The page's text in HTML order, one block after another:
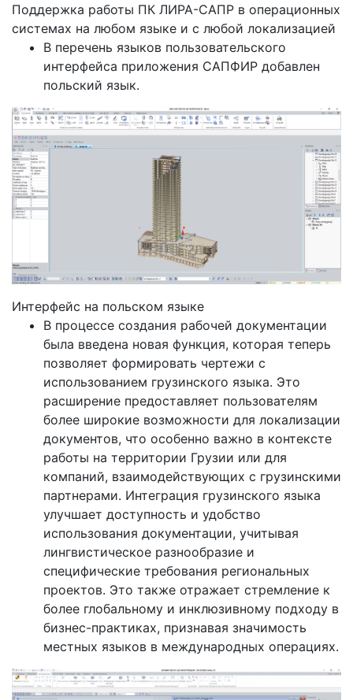
Поддержка работы ПК ЛИРА-САПР в операционных
системах на любом языке и с любой локализацией
В перечень языков пользовательского
интерфейса приложения САПФИР добавлен
польский язык.
Интерфейс на польском языке
В процессе создания рабочей документации
была введена новая функция, которая теперь
позволяет формировать чертежи с
использованием грузинского языка. Это
расширение предоставляет пользователям
более широкие возможности для локализации
документов, что особенно важно в контексте
работы на территории Грузии или для
компаний, взаимодействующих с грузинскими
партнерами. Интеграция грузинского языка
улучшает доступность и удобство
использования документации, учитывая
лингвистическое разнообразие и
специфические требования региональных
проектов. Это также отражает стремление к
более глобальному и инклюзивному подходу в
бизнес-практиках, признавая значимость
местных языков в международных операциях.